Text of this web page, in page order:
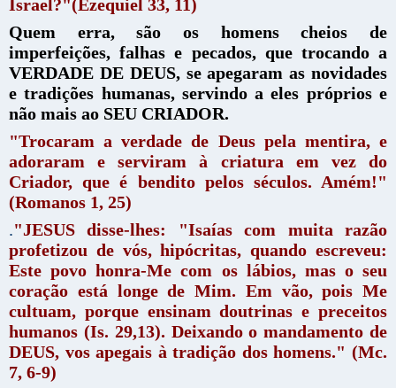
Israel?"(Ezequiel 33, 11)
Quem erra, são os homens cheios de
imperfeições, falhas e pecados, que trocando a
VERDADE DE DEUS, se apegaram as novidades
e tradições humanas, servindo a eles próprios e
não mais ao SEU CRIADOR.
"Trocaram a verdade de Deus pela mentira, e
adoraram e serviram à criatura em vez do
Criador, que é bendito pelos séculos. Amém!"
(Romanos 1, 25)
."JESUS disse-lhes: "Isaías com muita razão
profetizou de vós, hipócritas, quando escreveu:
Este povo honra-Me com os lábios, mas o seu
coração está longe de Mim. Em vão, pois Me
cultuam, porque ensinam doutrinas e preceitos
humanos (Is. 29,13). Deixando o mandamento de
DEUS, vos apegais à tradição dos homens." (Mc.
7, 6-9)